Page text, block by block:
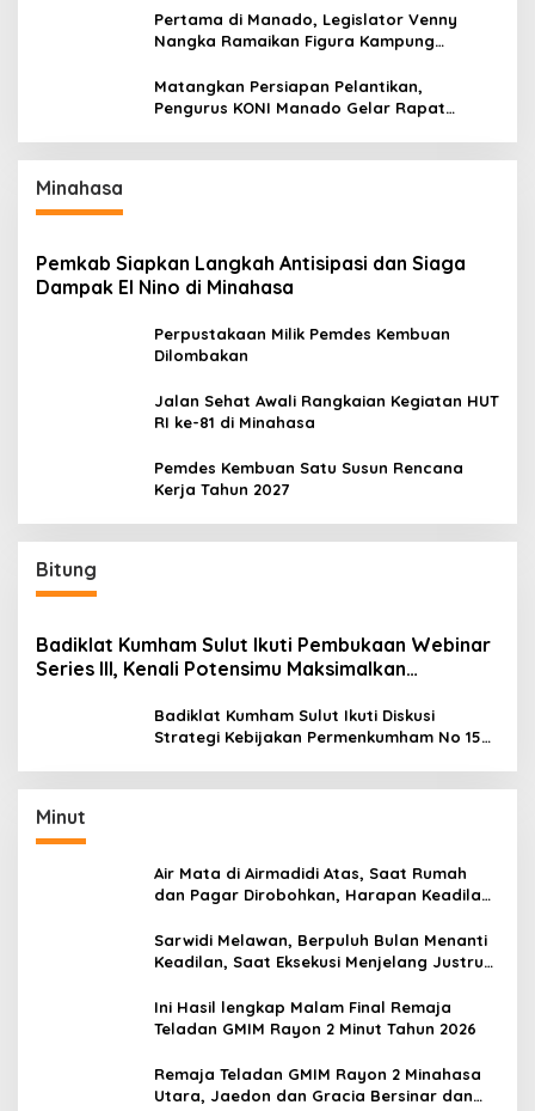
Pertama di Manado, Legislator Venny
Nangka Ramaikan Figura Kampung
Matangkan Persiapan Pelantikan,
Pengurus KONI Manado Gelar Rapat
Minahasa
Pemkab Siapkan Langkah Antisipasi dan Siaga
Dampak El Nino di Minahasa
Perpustakaan Milik Pemdes Kembuan
Dilombakan
Jalan Sehat Awali Rangkaian Kegiatan HUT
RI ke-81 di Minahasa
Pemdes Kembuan Satu Susun Rencana
Kerja Tahun 2027
Bitung
Badiklat Kumham Sulut Ikuti Pembukaan Webinar
Series III, Kenali Potensimu Maksimalkan
Badiklat Kumham Sulut Ikuti Diskusi
Strategi Kebijakan Permenkumham No 15
Minut
Air Mata di Airmadidi Atas, Saat Rumah
dan Pagar Dirobohkan, Harapan Keadilan
Sarwidi Melawan, Berpuluh Bulan Menanti
Keadilan, Saat Eksekusi Menjelang Justru
Ini Hasil lengkap Malam Final Remaja
Teladan GMIM Rayon 2 Minut Tahun 2026
Remaja Teladan GMIM Rayon 2 Minahasa
Utara, Jaedon dan Gracia Bersinar dan